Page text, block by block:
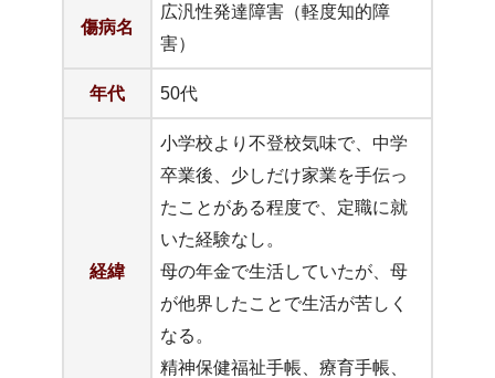
傷病名
広汎性発達障害（軽度知的障
害）
年代 50代
経緯
小学校より不登校気味で、中学
卒業後、少しだけ家業を手伝っ
たことがある程度で、定職に就
いた経験なし。
母の年金で生活していたが、母
が他界したことで生活が苦しく
なる。
精神保健福祉手帳、療育手帳、